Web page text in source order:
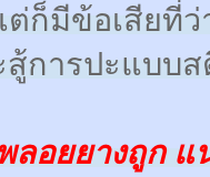
ก็มีข้อเสียที่
การปะแบบ
ลอยยางถูก